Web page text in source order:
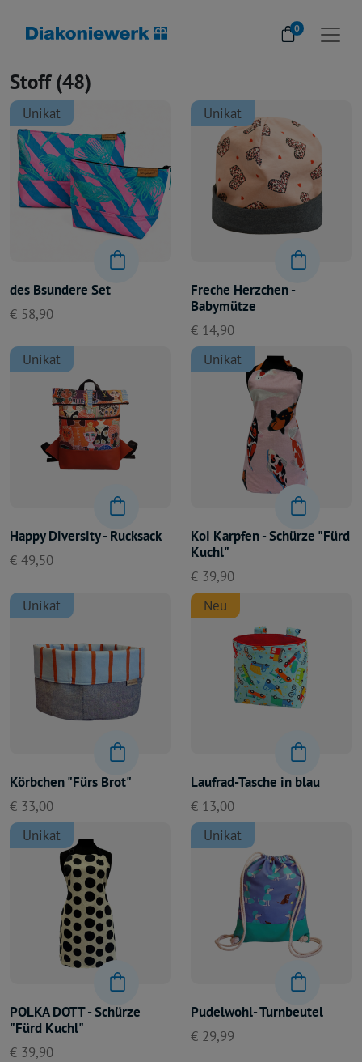
0
Stoff (48)
Unikat
des Bsundere Set
€ 58,90
Unikat
Freche Herzchen -
Babymütze
€ 14,90
Unikat
Happy Diversity - Rucksack
€ 49,50
Unikat
Koi Karpfen - Schürze "Fürd
Kuchl"
€ 39,90
Unikat
Körbchen "Fürs Brot"
€ 33,00
Neu
Laufrad-Tasche in blau
€ 13,00
Unikat
POLKA DOTT - Schürze
"Fürd Kuchl"
€ 39,90
Unikat
Pudelwohl- Turnbeutel
€ 29,99